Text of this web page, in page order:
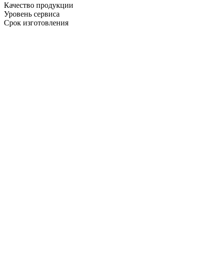
Качество продукции
Уровень сервиса
Срок изготовления